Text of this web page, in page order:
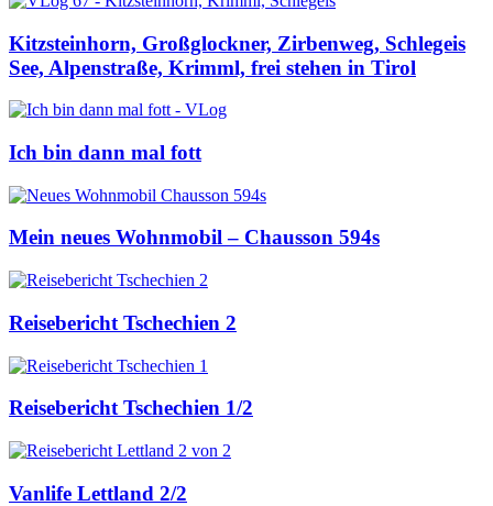
Kitzsteinhorn, Großglockner, Zirbenweg, Schlegeis
See, Alpenstraße, Krimml, frei stehen in Tirol
Ich bin dann mal fott
Mein neues Wohnmobil – Chausson 594s
Reisebericht Tschechien 2
Reisebericht Tschechien 1/2
Vanlife Lettland 2/2